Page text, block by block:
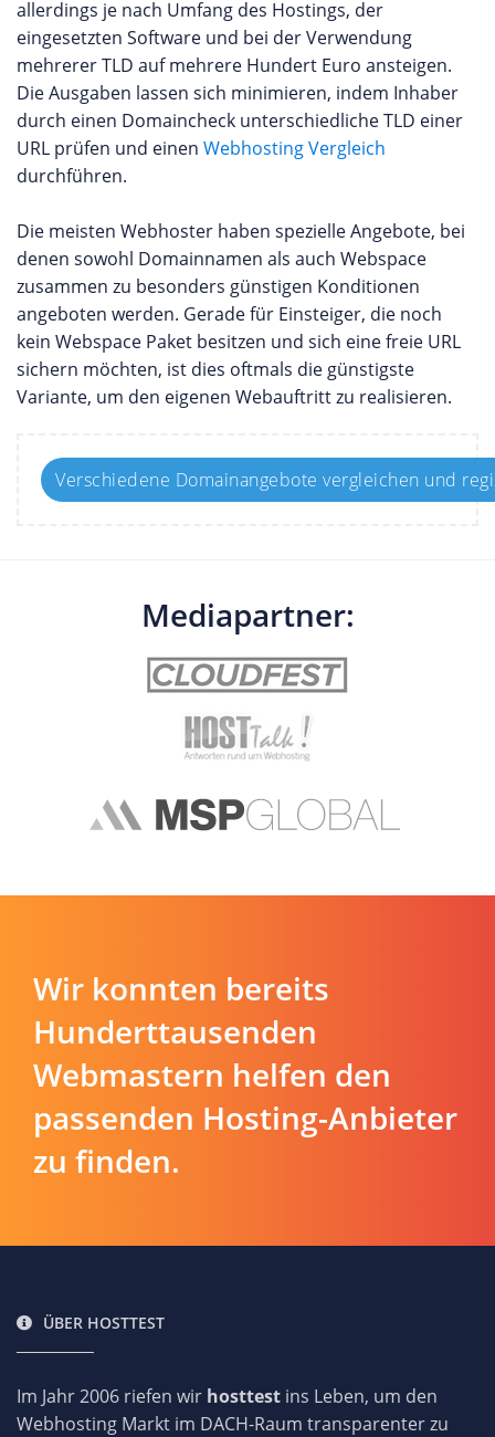
allerdings je nach Umfang des Hostings, der
eingesetzten Software und bei der Verwendung
mehrerer TLD auf mehrere Hundert Euro ansteigen.
Die Ausgaben lassen sich minimieren, indem Inhaber
durch einen Domaincheck unterschiedliche TLD einer
URL prüfen und einen Webhosting Vergleich
durchführen.
Die meisten Webhoster haben spezielle Angebote, bei
denen sowohl Domainnamen als auch Webspace
zusammen zu besonders günstigen Konditionen
angeboten werden. Gerade für Einsteiger, die noch
kein Webspace Paket besitzen und sich eine freie URL
sichern möchten, ist dies oftmals die günstigste
Variante, um den eigenen Webauftritt zu realisieren.
Verschiedene Domainangebote vergleichen und
Mediapartner:
Wir konnten bereits
Hunderttausenden
Webmastern helfen den
passenden Hosting-Anbieter
zu finden.
ÜBER HOSTTEST
Im Jahr 2006 riefen wir hosttest ins Leben, um den
Webhosting Markt im DACH-Raum transparenter zu